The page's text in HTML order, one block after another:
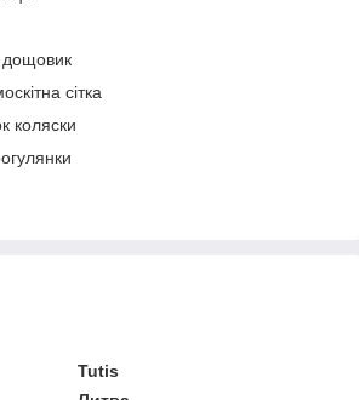
дощовик
сітка
коляски
Tutis